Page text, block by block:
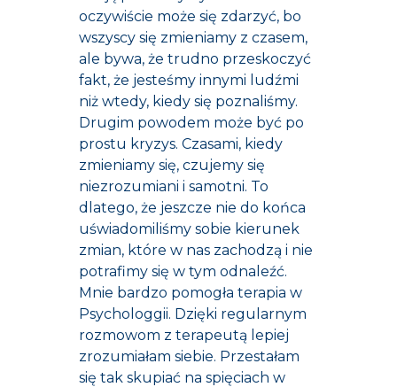
oczywiście może się zdarzyć, bo
wszyscy się zmieniamy z czasem,
ale bywa, że trudno przeskoczyć
fakt, że jesteśmy innymi ludźmi
niż wtedy, kiedy się poznaliśmy.
Drugim powodem może być po
prostu kryzys. Czasami, kiedy
zmieniamy się, czujemy się
niezrozumiani i samotni. To
dlatego, że jeszcze nie do końca
uświadomiliśmy sobie kierunek
zmian, które w nas zachodzą i nie
potrafimy się w tym odnaleźć.
Mnie bardzo pomogła terapia w
Psychologgii. Dzięki regularnym
rozmowom z terapeutą lepiej
zrozumiałam siebie. Przestałam
się tak skupiać na spięciach w